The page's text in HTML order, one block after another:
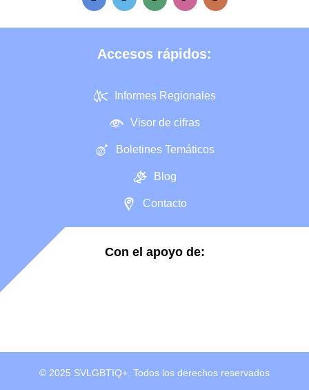
Accesos rápidos:
Informes Regionales
Visor de cifras
Boletines Temáticos
Blog
Contacto
Con el apoyo de:
© 2025 SVLGBTIQ+. Todos los derechos reservados